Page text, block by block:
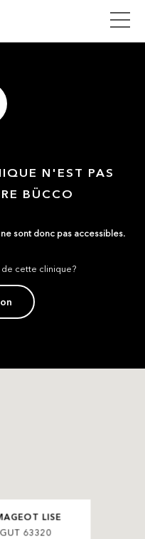
N'EST PAS
BÜCCO
sont donc pas accessibles.
cette clinique?
LISE
63320